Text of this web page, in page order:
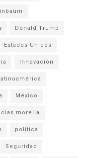
Donald Trump
Estados Unidos
Innovación
México
morelia
politica
Seguridad